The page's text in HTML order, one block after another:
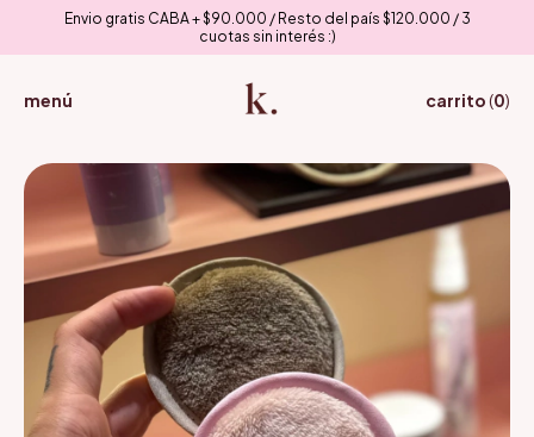
Envio gratis CABA + $90.000 / Resto del país $120.000 / 3
cuotas sin interés :)
menú carrito(0)